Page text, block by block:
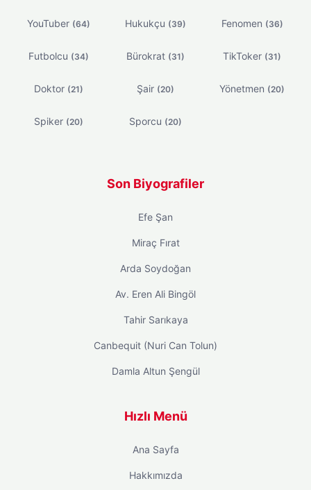
YouTuber (64) Hukukçu (39) Fenomen (36)
Futbolcu (34) Bürokrat (31) TikToker (31)
Doktor (21) Şair (20) Yönetmen (20)
Spiker (20) Sporcu (20)
Son Biyografiler
Efe Şan
Miraç Fırat
Arda Soydoğan
Av. Eren Ali Bingöl
Tahir Sarıkaya
Canbequit (Nuri Can Tolun)
Damla Altun Şengül
Hızlı Menü
Ana Sayfa
Hakkımızda